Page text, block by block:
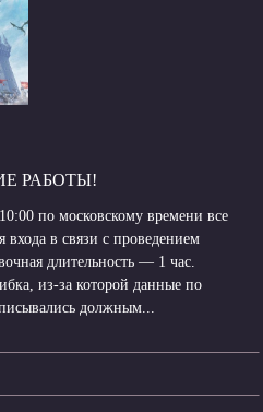
РАБОТЫ!
по московскому времени все
входа в связи с проведением
длительность — 1 час.
из-за которой данные по
должным...